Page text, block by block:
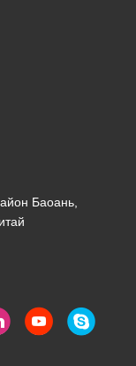
Баоань,